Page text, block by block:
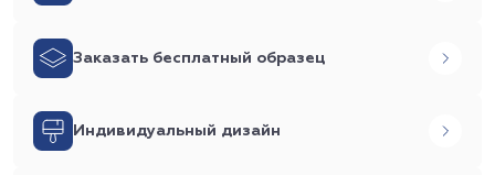
Заказать бесплатный образец
Индивидуальный дизайн